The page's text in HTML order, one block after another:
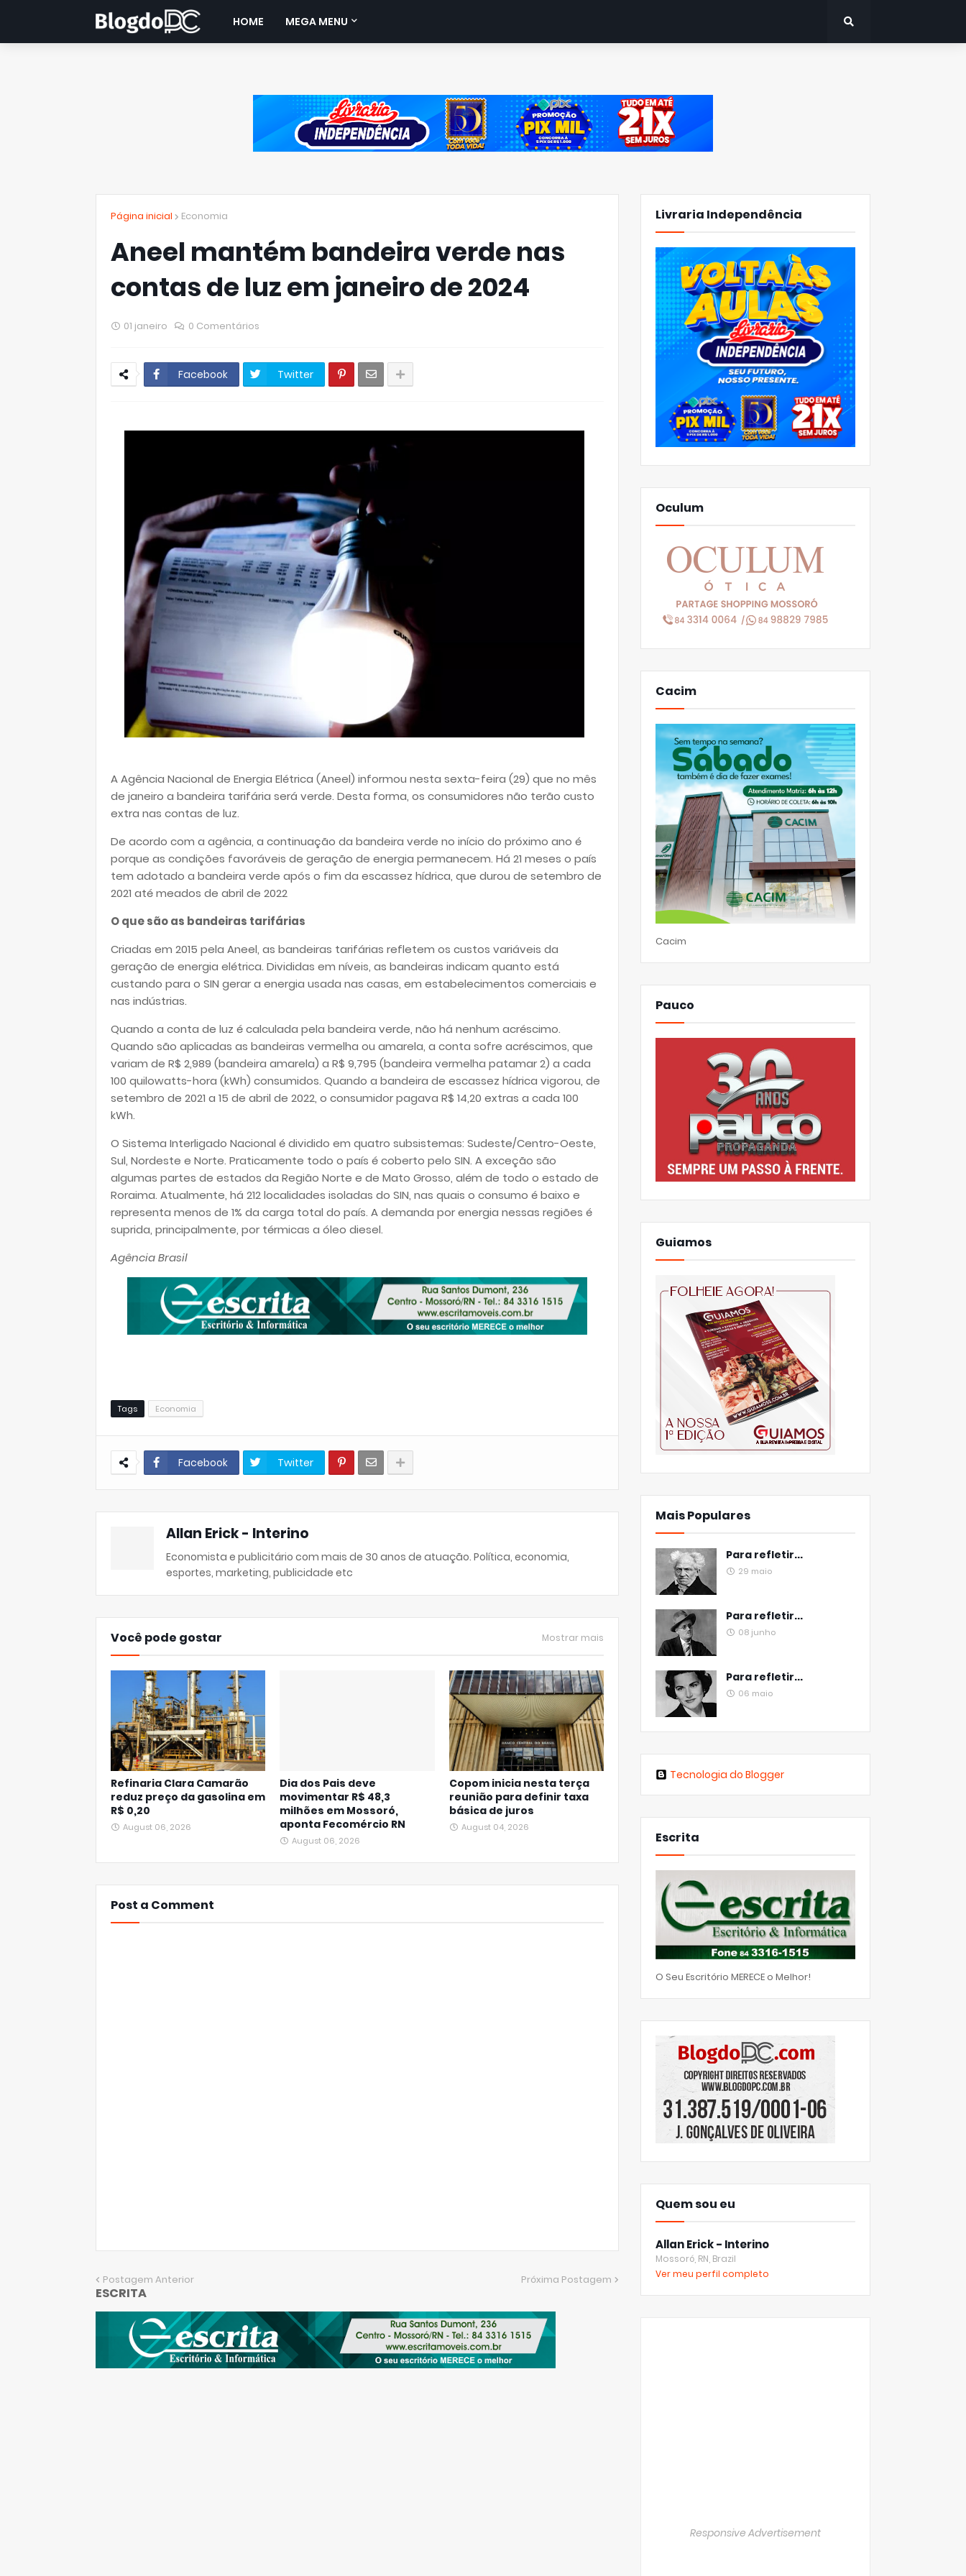
HOME MEGA MENU
Página inicial Economia
Aneel mantém bandeira verde nas
contas de luz em janeiro de 2024
01 janeiro 0 Comentários
Facebook Twitter
A Agência Nacional de Energia Elétrica (Aneel) informou nesta sexta-feira (29) que no mês
de janeiro a bandeira tarifária será verde. Desta forma, os consumidores não terão custo
extra nas contas de luz.
De acordo com a agência, a continuação da bandeira verde no início do próximo ano é
porque as condições favoráveis de geração de energia permanecem. Há 21 meses o país
tem adotado a bandeira verde após o fim da escassez hídrica, que durou de setembro de
2021 até meados de abril de 2022
O que são as bandeiras tarifárias
Criadas em 2015 pela Aneel, as bandeiras tarifárias refletem os custos variáveis da
geração de energia elétrica. Divididas em níveis, as bandeiras indicam quanto está
custando para o SIN gerar a energia usada nas casas, em estabelecimentos comerciais e
nas indústrias.
Quando a conta de luz é calculada pela bandeira verde, não há nenhum acréscimo.
Quando são aplicadas as bandeiras vermelha ou amarela, a conta sofre acréscimos, que
variam de R$ 2,989 (bandeira amarela) a R$ 9,795 (bandeira vermelha patamar 2) a cada
100 quilowatts-hora (kWh) consumidos. Quando a bandeira de escassez hídrica vigorou, de
setembro de 2021 a 15 de abril de 2022, o consumidor pagava R$ 14,20 extras a cada 100
kWh.
O Sistema Interligado Nacional é dividido em quatro subsistemas: Sudeste/Centro-Oeste,
Sul, Nordeste e Norte. Praticamente todo o país é coberto pelo SIN. A exceção são
algumas partes de estados da Região Norte e de Mato Grosso, além de todo o estado de
Roraima. Atualmente, há 212 localidades isoladas do SIN, nas quais o consumo é baixo e
representa menos de 1% da carga total do país. A demanda por energia nessas regiões é
suprida, principalmente, por térmicas a óleo diesel.
Agência Brasil
Tags Economia
Facebook Twitter
Allan Erick - Interino
Economista e publicitário com mais de 30 anos de atuação. Política, economia,
esportes, marketing, publicidade etc
Você pode gostar Mostrar mais
Refinaria Clara Camarão
reduz preço da gasolina em
R$ 0,20
August 06, 2026
Dia dos Pais deve
movimentar R$ 48,3
milhões em Mossoró,
aponta Fecomércio RN
August 06, 2026
Copom inicia nesta terça
reunião para definir taxa
básica de juros
August 04, 2026
Post a Comment
Postagem Anterior Próxima Postagem
ESCRITA
Livraria Independência
Oculum
Cacim
Cacim
Pauco
Guiamos
Mais Populares
Para refletir...
29 maio
Para refletir...
08 junho
Para refletir...
06 maio
Tecnologia do Blogger
Escrita
O Seu Escritório MERECE o Melhor!
Quem sou eu
Allan Erick - Interino
Mossoró, RN, Brazil
Ver meu perfil completo
Responsive Advertisement